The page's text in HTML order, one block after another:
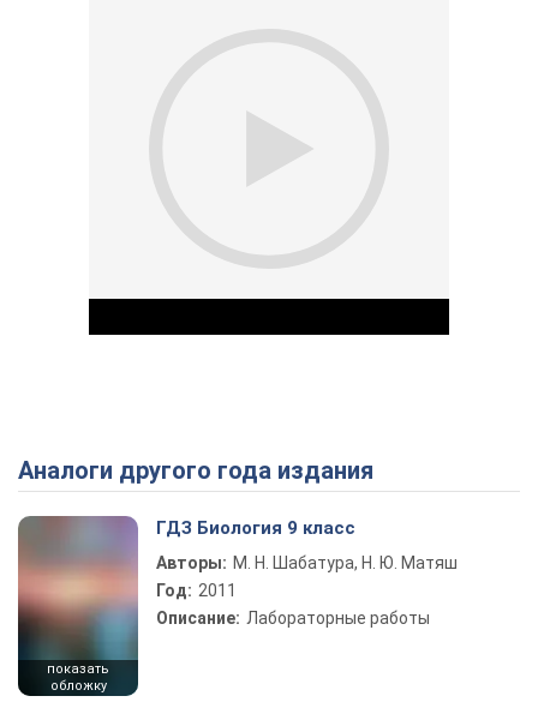
Play Video
Аналоги другого года издания
показать
обложку
ГДЗ Биология 9 класс
Авторы: М. Н. Шабатура, Н. Ю. Матяш
Год: 2011
Описание: Лабораторные работы